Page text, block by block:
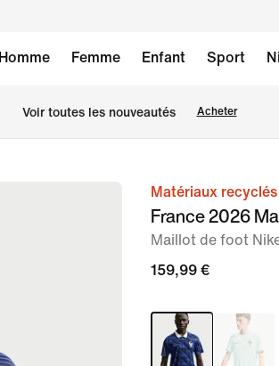
Homme Femme Enfant Sport
Voir toutes les nouveautés Acheter
image 1Matériaux recyclés
France 2026
Maillot de foot
159,99 €